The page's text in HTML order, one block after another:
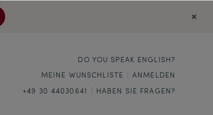
DO YOU SPEAK ENGLISH?
MEINE WUNSCHLISTE
ANMELDEN
+49 30 44030641
HABEN SIE FRAGEN?